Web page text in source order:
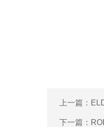
上一篇：
下一篇：